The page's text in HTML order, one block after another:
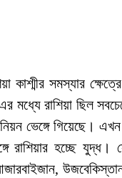
কাশ্মীর সমস্যার
মধ্যে রাশিয়া ছিল
ভেঙ্গে গিয়েছে।
হচ্ছে যুদ্ধ।